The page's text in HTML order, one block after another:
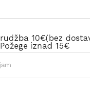
10€(bez
iznad 15€